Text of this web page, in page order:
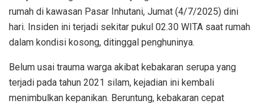
rumah di kawasan Pasar Inhutani, Jumat (4/7/2025) dini
hari. Insiden ini terjadi sekitar pukul 02.30 WITA saat rumah
dalam kondisi kosong, ditinggal penghuninya.
Belum usai trauma warga akibat kebakaran serupa yang
terjadi pada tahun 2021 silam, kejadian ini kembali
menimbulkan kepanikan. Beruntung, kebakaran cepat